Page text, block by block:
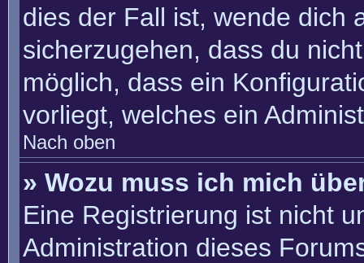
dies der Fall ist, wende dich
sicherzugehen, dass du
möglich, dass ein
vorliegt, welches ein
Nach oben
» Wozu muss ich mich
Eine Registrierung ist nicht
Administration dieses